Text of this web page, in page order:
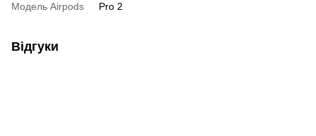
Модель Airpods Pro 2
Відгуки